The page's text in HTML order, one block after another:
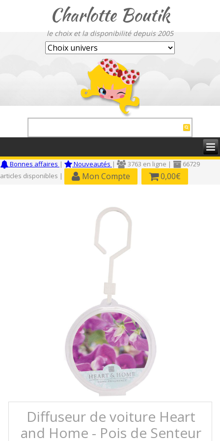
Charlotte Boutik
le choix et la disponibilité depuis 2005
Bonnes affaires | Nouveautés | 3763 en ligne |
66729
articles disponibles |
Mon Compte 0,00€
Diffuseur de voiture Heart
and Home - Pois de Senteur